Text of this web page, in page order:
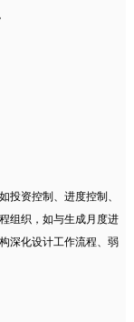
投资控制、进度控制、
组织，如与生成月度进
深化设计工作流程、弱